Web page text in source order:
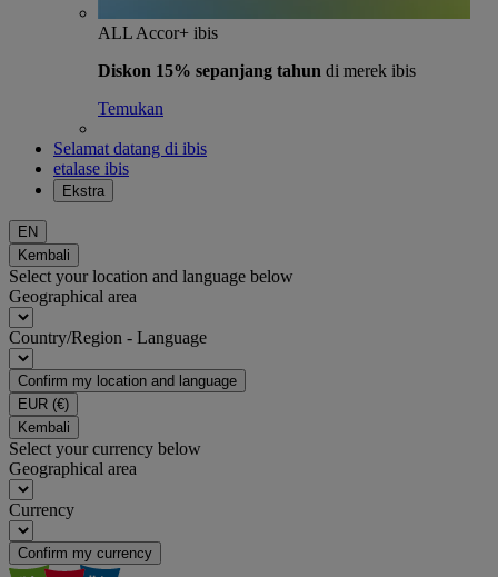
ALL Accor+ ibis
Diskon 15% sepanjang tahun di merek ibis
Temukan
Selamat datang di ibis
etalase ibis
Ekstra
EN
Kembali
Select your location and language below
Geographical area
Country/Region - Language
Confirm my location and language
EUR (€)
Kembali
Select your currency below
Geographical area
Currency
Confirm my currency